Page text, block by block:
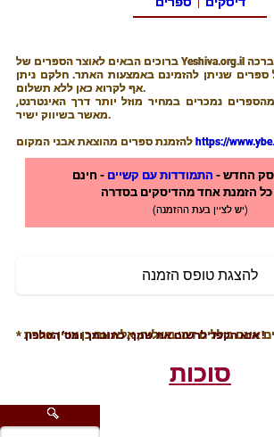
ספרים שניתן להזמינם באמצעות האתר. חלקם ניתן
אף לקרוא כאן ללא תשלום.
נמכרים במחיר מוזל יותר דרך האינטרנט,
מאשר בשיווק ישיר.
https://
החדש - התמודדות עם קשיים - חינם
כל הזמנת אחד מהדיסקים בסדרה
(יש לציין בעת ההזמנה)
להצגת טופס הזמנה
אנא הקפד לרשום את שמך, כתובתך ומס' הטלפון !
סוכות